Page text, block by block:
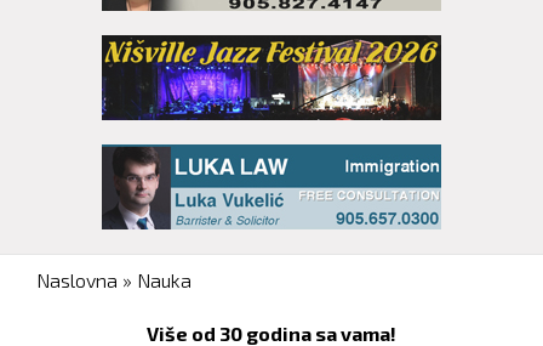
You are here
Naslovna » Nauka
Više od 30 godina sa vama!